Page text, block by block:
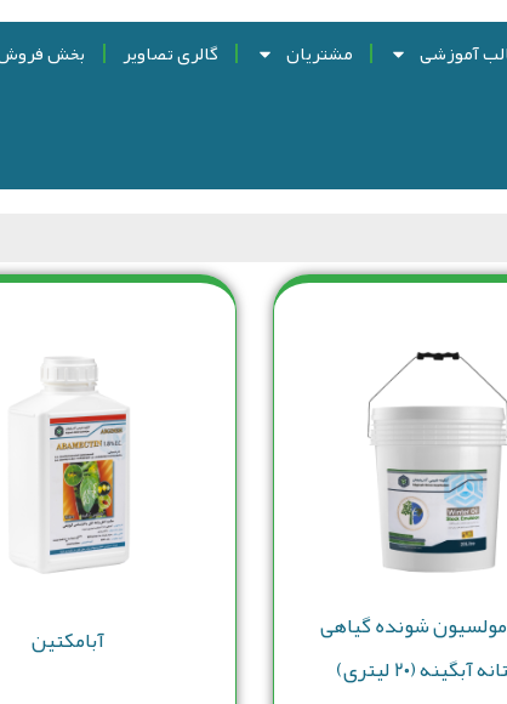
آموزشی مشتریان گالری تصاویر بخش
شونده گیاهی
(۲۰ لیتری)
آبامکتین